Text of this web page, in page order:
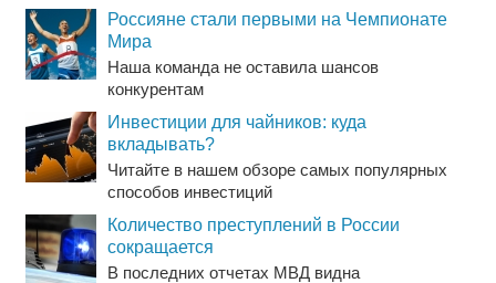
Россияне стали первыми на Чемпионате
Мира
Наша команда не оставила шансов
конкурентам
Инвестиции для чайников: куда
вкладывать?
Читайте в нашем обзоре самых популярных
способов инвестиций
Количество преступлений в России
сокращается
В последних отчетах МВД видна